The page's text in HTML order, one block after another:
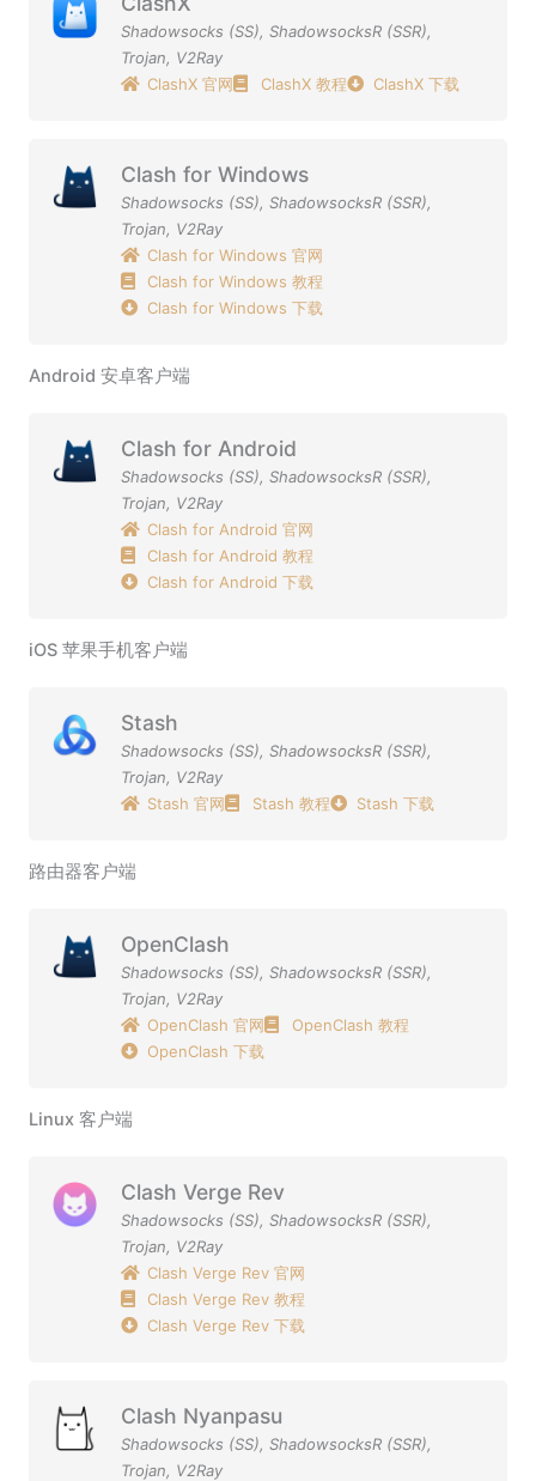
Shadowsocks (SS), ShadowsocksR (SSR),
Trojan, V2Ray
ClashX 官网
ClashX 教程 ClashX 下载
Clash for Windows
Shadowsocks (SS), ShadowsocksR (SSR),
Trojan, V2Ray
Clash for Windows 官网
Clash for Windows 教程
Clash for Windows 下载
Android 安卓客户端
Clash for Android
Shadowsocks (SS), ShadowsocksR (SSR),
Trojan, V2Ray
Clash for Android 官网
Clash for Android 教程
Clash for Android 下载
iOS 苹果手机客户端
Stash
Shadowsocks (SS), ShadowsocksR (SSR),
Trojan, V2Ray
Stash 官网
Stash 教程 Stash 下载
路由器客户端
OpenClash
Shadowsocks (SS), ShadowsocksR (SSR),
Trojan, V2Ray
OpenClash 官网
OpenClash 教程
OpenClash 下载
Linux 客户端
Clash Verge Rev
Shadowsocks (SS), ShadowsocksR (SSR),
Trojan, V2Ray
Clash Verge Rev 官网
Clash Verge Rev 教程
Clash Verge Rev 下载
Clash Nyanpasu
Shadowsocks (SS), ShadowsocksR (SSR),
Trojan, V2Ray